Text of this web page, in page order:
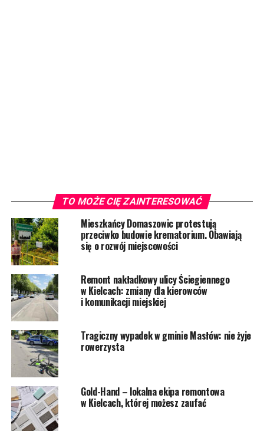
TO MOŻE CIĘ ZAINTERESOWAĆ
Mieszkańcy Domaszowic protestują
przeciwko budowie krematorium. Obawiają
się o rozwój miejscowości
Remont nakładkowy ulicy Ściegiennego
w Kielcach: zmiany dla kierowców
i komunikacji miejskiej
Tragiczny wypadek w gminie Masłów: nie żyje
rowerzysta
Gold-Hand – lokalna ekipa remontowa
w Kielcach, której możesz zaufać